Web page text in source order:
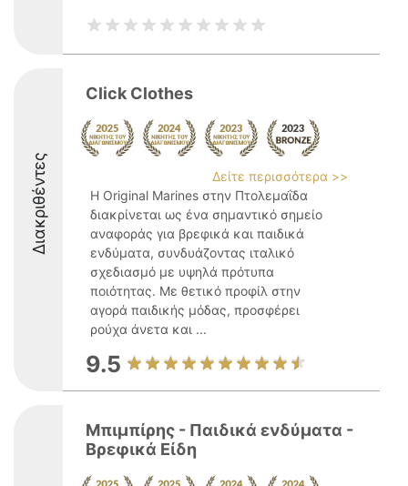
Διακριθέντες
Click Clothes
Δείτε περισσότερα >>
Η Original Marines στην Πτολεμαΐδα
διακρίνεται ως ένα σημαντικό σημείο
αναφοράς για βρεφικά και παιδικά
ενδύματα, συνδυάζοντας ιταλικό
σχεδιασμό με υψηλά πρότυπα
ποιότητας. Με θετικό προφίλ στην
αγορά παιδικής μόδας, προσφέρει
ρούχα άνετα και ...
9.5
Μπιμπίρης - Παιδικά ενδύματα -
Βρεφικά Είδη